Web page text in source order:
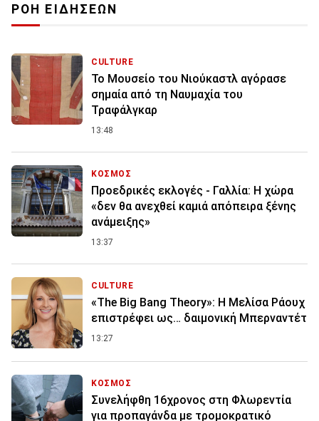
ΡΟΗ ΕΙΔΗΣΕΩΝ
CULTURE
Το Μουσείο του Νιούκαστλ αγόρασε
σημαία από τη Ναυμαχία του
Τραφάλγκαρ
13:48
ΚΟΣΜΟΣ
Προεδρικές εκλογές - Γαλλία: Η χώρα
«δεν θα ανεχθεί καμιά απόπειρα ξένης
ανάμειξης»
13:37
CULTURE
«The Big Bang Theory»: Η Μελίσα Ράουχ
επιστρέφει ως… δαιμονική Μπερναντέτ
13:27
ΚΟΣΜΟΣ
Συνελήφθη 16χρονος στη Φλωρεντία
για προπαγάνδα με τρομοκρατικό